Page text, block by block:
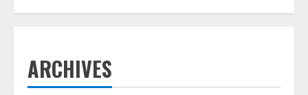
ARCHIVES